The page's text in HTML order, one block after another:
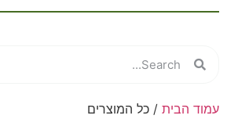
עמוד הבית / כל המוצרים